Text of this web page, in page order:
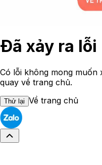
Đã xảy ra lỗi
Có lỗi không mong muốn
quay về trang chủ.
Thử lại Về trang chủ